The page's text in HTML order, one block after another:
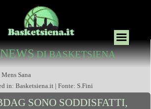
NEWSDI BASKETSIENA
Sana
in: Basketsiena.it | Fonte: S.Fini
SONO SODDISFATTI,